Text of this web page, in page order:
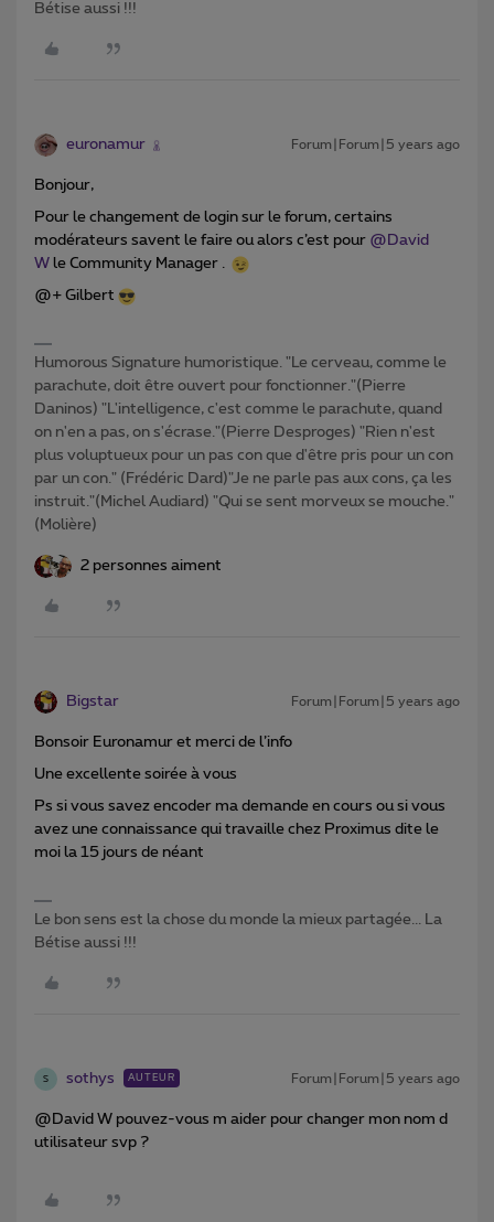
Bétise aussi !!!
euronamur Forum|Forum|5 years ago
Bonjour,
Pour le changement de login sur le forum, certains
modérateurs savent le faire ou alors c’est pour @David
W le Community Manager .
@+ Gilbert
Humorous Signature humoristique. "Le cerveau, comme le
parachute, doit être ouvert pour fonctionner."(Pierre
Daninos) "L'intelligence, c'est comme le parachute, quand
on n'en a pas, on s'écrase."(Pierre Desproges) "Rien n'est
plus voluptueux pour un pas con que d'être pris pour un con
par un con." (Frédéric Dard)"Je ne parle pas aux cons, ça les
instruit."(Michel Audiard) "Qui se sent morveux se mouche."
(Molière)
2 personnes aiment
Bigstar Forum|Forum|5 years ago
Bonsoir Euronamur et merci de l’info
Une excellente soirée à vous
Ps si vous savez encoder ma demande en cours ou si vous
avez une connaissance qui travaille chez Proximus dite le
moi la 15 jours de néant
Le bon sens est la chose du monde la mieux partagée... La
Bétise aussi !!!
S sothys AUTEUR Forum|Forum|5 years ago
@David W pouvez-vous m aider pour changer mon nom d
utilisateur svp ?